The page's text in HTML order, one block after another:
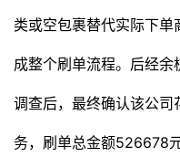
类或空包裹替代实际下
成整个刷单流程。后经
调查后，最终确认该公司
务，刷单总金额526678元